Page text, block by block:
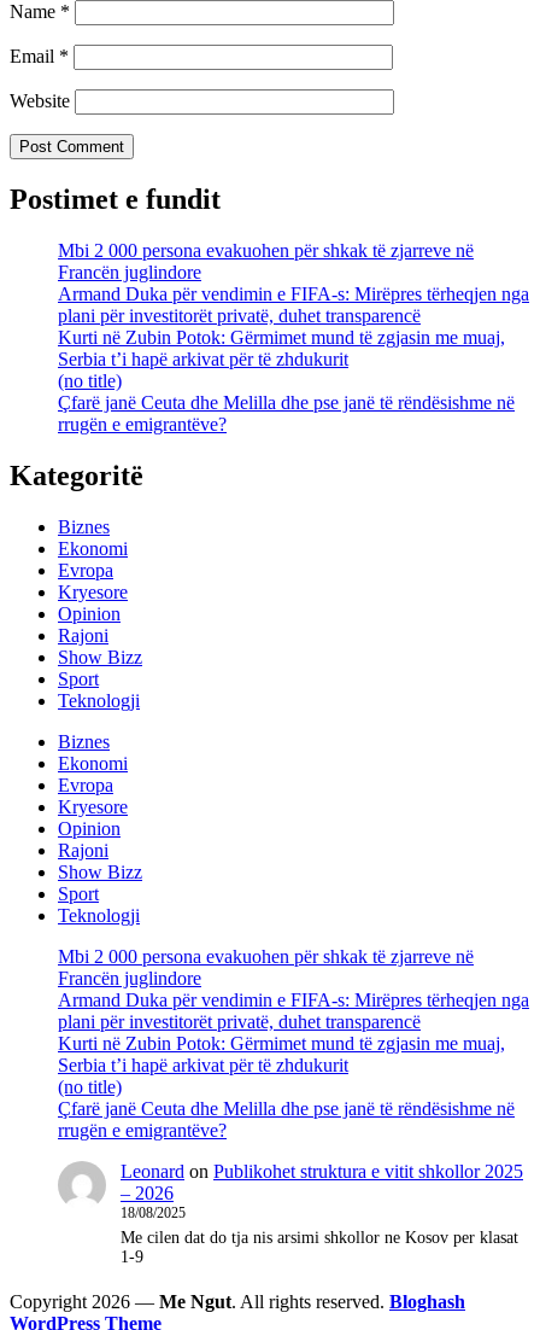
Name *
Email *
Website
Postimet e fundit
Mbi 2 000 persona evakuohen për shkak të zjarreve në
Francën juglindore
Armand Duka për vendimin e FIFA-s: Mirëpres tërheqjen nga
plani për investitorët privatë, duhet transparencë
Kurti në Zubin Potok: Gërmimet mund të zgjasin me muaj,
Serbia t’i hapë arkivat për të zhdukurit
(no title)
Çfarë janë Ceuta dhe Melilla dhe pse janë të rëndësishme në
rrugën e emigrantëve?
Kategoritë
Biznes
Ekonomi
Evropa
Kryesore
Opinion
Rajoni
Show Bizz
Sport
Teknologji
Biznes
Ekonomi
Evropa
Kryesore
Opinion
Rajoni
Show Bizz
Sport
Teknologji
Mbi 2 000 persona evakuohen për shkak të zjarreve në
Francën juglindore
Armand Duka për vendimin e FIFA-s: Mirëpres tërheqjen nga
plani për investitorët privatë, duhet transparencë
Kurti në Zubin Potok: Gërmimet mund të zgjasin me muaj,
Serbia t’i hapë arkivat për të zhdukurit
(no title)
Çfarë janë Ceuta dhe Melilla dhe pse janë të rëndësishme në
rrugën e emigrantëve?
Leonard on Publikohet struktura e vitit shkollor 2025
– 2026
18/08/2025
Me cilen dat do tja nis arsimi shkollor ne Kosov per klasat
1-9
Copyright 2026 — Me Ngut. All rights reserved. Bloghash
WordPress Theme